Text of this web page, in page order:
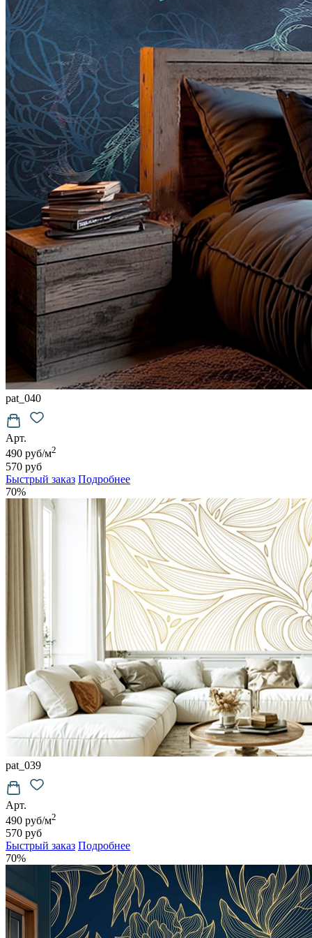
6500руб/м2
Подробнее о материалах
pat_040
Арт.
490 руб/м2
570 руб
Быстрый заказ Подробнее
70%
pat_039
Арт.
490 руб/м2
570 руб
Быстрый заказ Подробнее
70%